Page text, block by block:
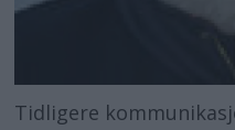
Tidligere